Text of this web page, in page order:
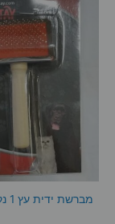
מברשת ידית עץ 1 נקודות הגנה